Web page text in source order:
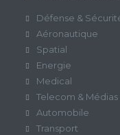
Défense &
Aéronautique
Spatial
Energie
Medical
Telecom & Médias
Automobile
Transport